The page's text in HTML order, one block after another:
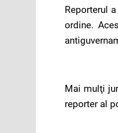
Reporterul
ordine.
Mai mulţi
reporter al